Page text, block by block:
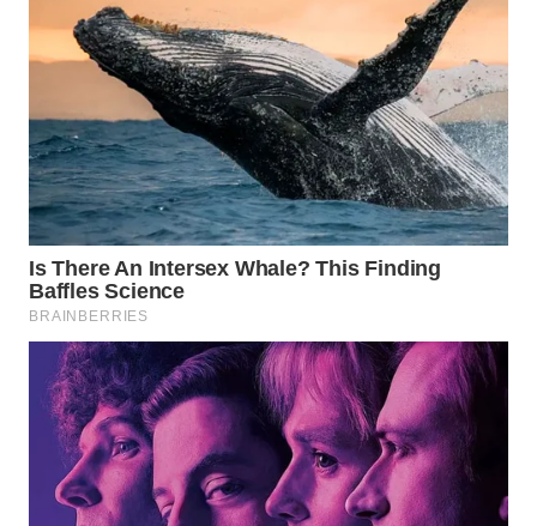
DESA
WISATA
WAHANA
Wahana
Network
KONSUMEN
LISTRIK
MASYARAKAT
KELISTRIKAN
WALINKI
ID